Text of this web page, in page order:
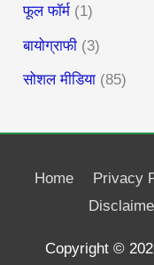
फूल फॉर्म (1)
बायोग्राफी (3)
सोशल मीडिया (85)
Home Privacy
Copyright ©